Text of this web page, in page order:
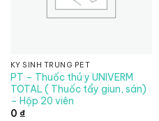
KÝ SINH TRÙNG PET
PT – Thuốc thú y UNIVERM
TOTAL ( Thuốc tẩy giun, sán)
– Hộp 20 viên
0 ₫